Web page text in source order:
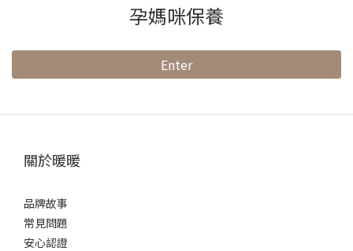
孕媽咪保養
Enter
關於暖暖
品牌故事
常見問題
安心認證